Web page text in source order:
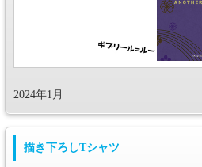
2024年1月
描き下ろしTシャツ